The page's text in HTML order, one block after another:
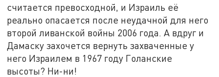
считается превосходной, и Израиль её
реально опасается после неудачной для него
второй ливанской войны 2006 года. А вдруг и
Дамаску захочется вернуть захваченные у
него Израилем в 1967 году Голанские
высоты? Ни-ни!